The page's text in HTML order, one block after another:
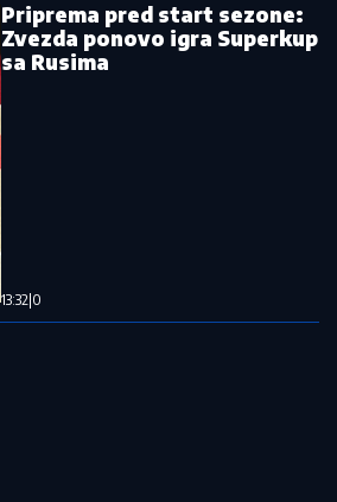
Priprema pred start sezone:
Zvezda ponovo igra Superkup
sa Rusima
13:32 0